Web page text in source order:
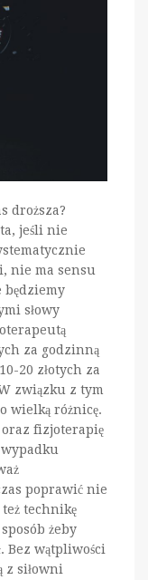
droższa?
jeśli nie
nie ma sensu
będziemy
słowy
za godzinną
20 złotych za
związku z tym
wielką różnicę.
fizjoterapię
poprawić nie
technikę
żeby
Bez wątpliwości
z siłowni